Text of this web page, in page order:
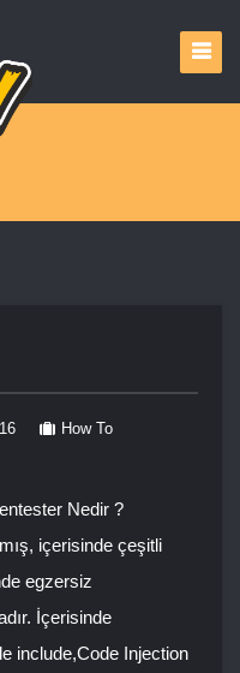
How To
Nedir ?
içerisinde çeşitli
egzersiz
İçerisinde
include,Code Injection